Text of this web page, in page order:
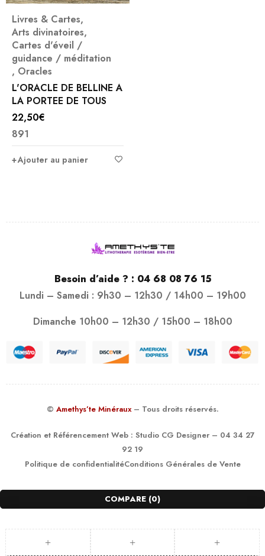
Livres & Cartes,
Arts divinatoires,
Cartes d'éveil /
guidance / méditation
, Oracles
L'ORACLE DE BELLINE A
LA PORTEE DE TOUS
22,50€
891
Ajouter au panier
Besoin d’aide ? : 04 68 08 76 15
Lundi – Samedi : 9h30 – 12h30 / 14h00 – 19h00
Dimanche 10h00 – 12h30 / 15h00 – 18h00
© Amethys’te Minéraux – Tous droits réservés.
Création et Référencement Web : Studio CG Designer– 04 34 27
92 19
Politique de confidentialitéConditions Générales de Vente
COMPARE (0)